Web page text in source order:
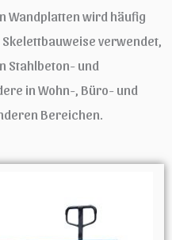
Wandplatten wird häufig
verwendet,
Stahlbeton- und
in Wohn-, Büro- und
Bereichen.